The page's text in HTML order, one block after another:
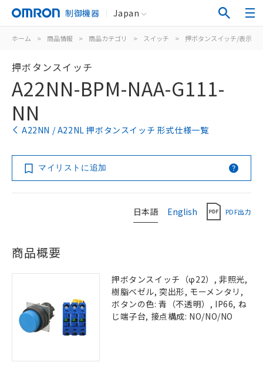
制御機器 Japan
ホーム > 商品情報 > 商品カテゴリ > スイッチ > 押ボタンスイッチ/表示灯
押ボタンスイッチ
A22NN-BPM-NAA-G111-
NN
A22NN / A22NL 押ボタンスイッチ 形式仕様一覧
マイリストに追加
日本語 English PDF出力
商品概要
押ボタンスイッチ（φ22）, 非照光,
樹脂ベゼル, 突出形, モーメンタリ,
ボタンの色: 青（不透明）, IP66, ね
じ端子台, 接点構成: NO/NO/NO